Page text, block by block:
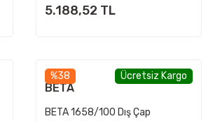
5.188,52 TL
%38 Ücretsiz Kargo
BETA
BETA 1658/100 Dış Çap